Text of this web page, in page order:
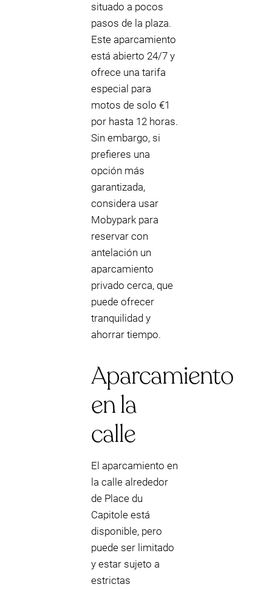
situado a pocos
pasos de la plaza.
Este aparcamiento
está abierto 24/7 y
ofrece una tarifa
especial para
motos de solo €1
por hasta 12 horas.
Sin embargo, si
prefieres una
opción más
garantizada,
considera usar
Mobypark para
reservar con
antelación un
aparcamiento
privado cerca, que
puede ofrecer
tranquilidad y
ahorrar tiempo.
Aparcamiento
en la
calle
El aparcamiento en
la calle alrededor
de Place du
Capitole está
disponible, pero
puede ser limitado
y estar sujeto a
estrictas